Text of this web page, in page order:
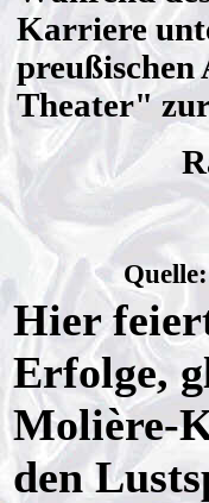
Karriere
preußischen
Theater"
Hier
Erfolge,
Molière-
den